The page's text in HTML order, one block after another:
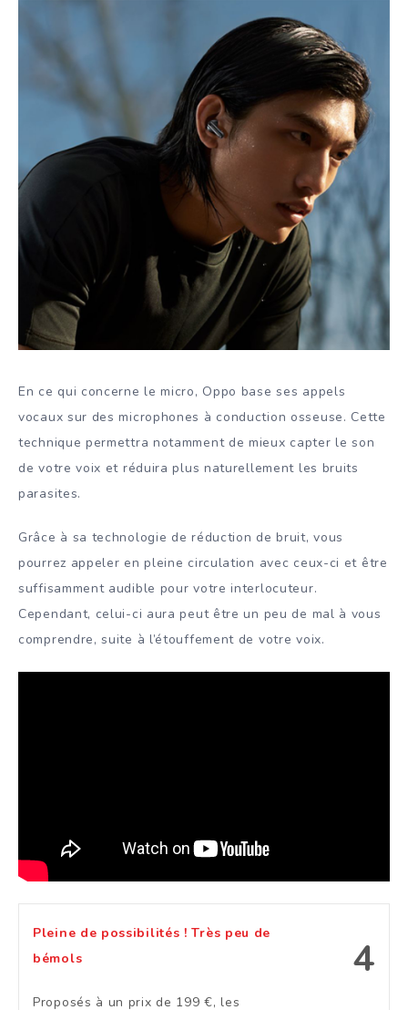
En ce qui concerne le micro, Oppo base ses appels
vocaux sur des microphones à conduction osseuse. Cette
technique permettra notamment de mieux capter le son
de votre voix et réduira plus naturellement les bruits
parasites.
Grâce à sa technologie de réduction de bruit, vous
pourrez appeler en pleine circulation avec ceux-ci et être
suffisamment audible pour votre interlocuteur.
Cependant, celui-ci aura peut être un peu de mal à vous
comprendre, suite à l’étouffement de votre voix.
4
Pleine de possibilités ! Très peu de
bémols
Proposés à un prix de 199 €, les